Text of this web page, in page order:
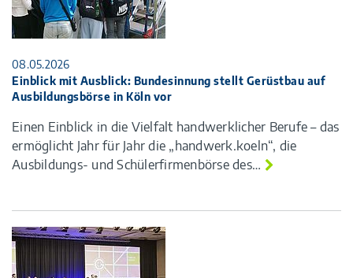
08.05.2026
Einblick mit Ausblick: Bundesinnung stellt Gerüstbau auf
Ausbildungsbörse in Köln vor
Einen Einblick in die Vielfalt handwerklicher Berufe – das
ermöglicht Jahr für Jahr die „handwerk.koeln“, die
Ausbildungs- und Schülerfirmenbörse des…